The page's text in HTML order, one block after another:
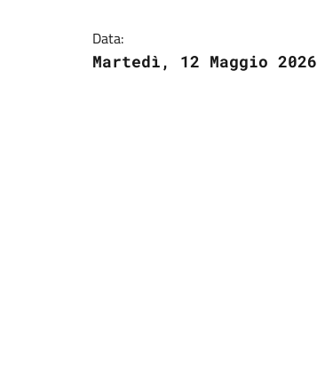
Data:
Martedì, 12 Maggio 2026